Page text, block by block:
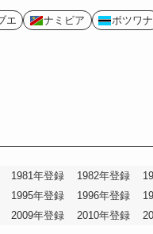
エ ナミビア ボツワナ
1981年登録 1982年登録
1995年登録 1996年登録
2009年登録 2010年登録